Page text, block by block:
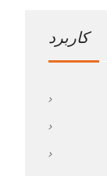
کاربرد